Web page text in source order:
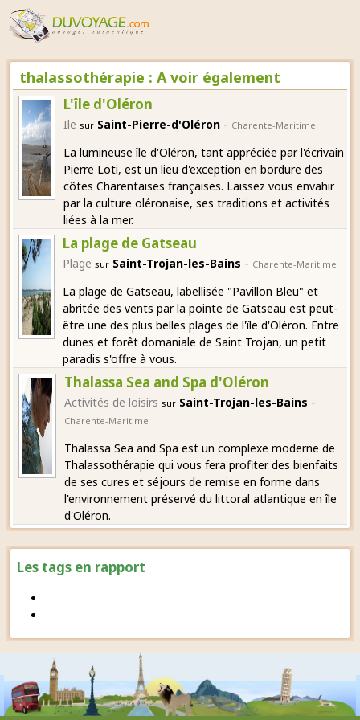
Les tags en rapport
thalassothérapie : A voir également
L'île d'Oléron
Ile sur Saint-Pierre-d'Oléron - Charente-Maritime
La lumineuse île d'Oléron, tant appréciée par l'écrivain
Pierre Loti, est un lieu d'exception en bordure des
côtes Charentaises françaises. Laissez vous envahir
par la culture oléronaise, ses traditions et activités
liées à la mer.
La plage de Gatseau
Plage sur Saint-Trojan-les-Bains - Charente-Maritime
La plage de Gatseau, labellisée "Pavillon Bleu" et
abritée des vents par la pointe de Gatseau est peut-
être une des plus belles plages de l'île d'Oléron. Entre
dunes et forêt domaniale de Saint Trojan, un petit
paradis s'offre à vous.
Thalassa Sea and Spa d'Oléron
Activités de loisirs sur Saint-Trojan-les-Bains -
Charente-Maritime
Thalassa Sea and Spa est un complexe moderne de
Thalassothérapie qui vous fera profiter des bienfaits
de ses cures et séjours de remise en forme dans
l'environnement préservé du littoral atlantique en île
d'Oléron.